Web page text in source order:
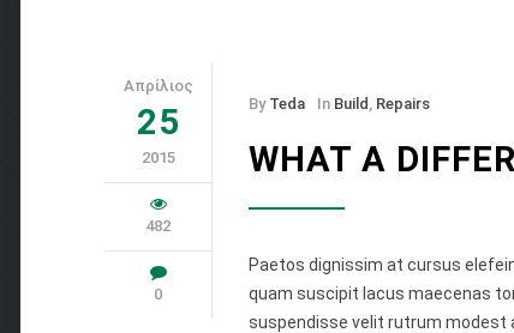
Απρίλιος
25
2015
482
0
By Teda In Build , Repairs
WHAT A
Paetos dignissim at cursus
quam suscipit lacus maecenas
suspendisse velit rutrum modest